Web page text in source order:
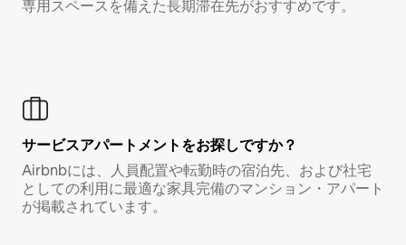
専用スペースを備えた長期滞在先がおすすめです。
サービスアパートメントをお探しですか？
Airbnbには、人員配置や転勤時の宿泊先、および社宅
としての利用に最適な家具完備のマンション・アパート
が掲載されています。